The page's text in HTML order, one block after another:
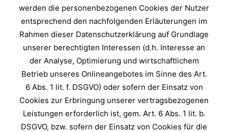
werden die personenbezogenen Cookies der Nutzer
entsprechend den nachfolgenden Erläuterungen im
Rahmen dieser Datenschutzerklärung auf Grundlage
unserer berechtigten Interessen (d.h. Interesse an
der Analyse, Optimierung und wirtschaftlichem
Betrieb unseres Onlineangebotes im Sinne des Art.
6 Abs. 1 lit. f. DSGVO) oder sofern der Einsatz von
Cookies zur Erbringung unserer vertragsbezogenen
Leistungen erforderlich ist, gem. Art. 6 Abs. 1 lit. b.
DSGVO, bzw. sofern der Einsatz von Cookies für die